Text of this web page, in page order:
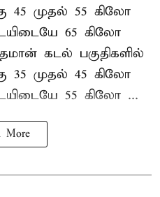
45 முதல் 55 கிலோ
65 கிலோ
கடல் பகுதிகளில்
35 முதல் 45 கிலோ
55 கிலோ ...
More